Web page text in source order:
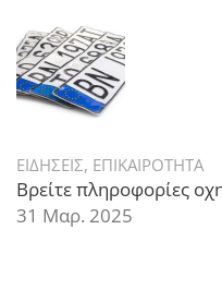
ΕΙΔΗΣΕΙΣ, ΕΠΙΚΑΙΡΟΤΗΤΑ
Βρείτε πληροφορίες
31 Μαρ. 2025